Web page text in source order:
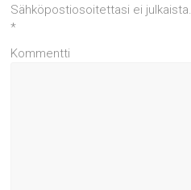
Sähköpostiosoitettasi ei julkaista.
*
Kommentti